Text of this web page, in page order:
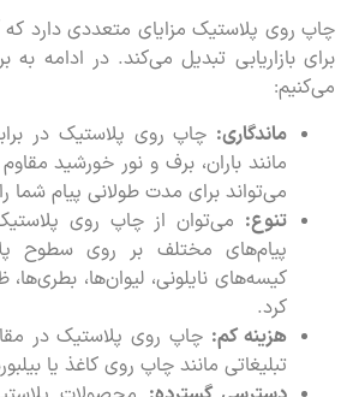
چاپ روی پلاستیک مزایای متعددی دارد که
برای بازاریابی تبدیل می‌کند. در ادامه به
می‌کنیم:
ماندگاری: چاپ روی پلاستیک در
مانند باران، برف و نور خورشید
می‌تواند برای مدت طولانی پیام شما
تنوع: می‌توان از چاپ روی
پیام‌های مختلف بر روی سطوح
کیسه‌های نایلونی، لیوان‌ها،
کرد.
هزینه کم: چاپ روی پلاستیک در
تبلیغاتی مانند چاپ روی کاغذ یا